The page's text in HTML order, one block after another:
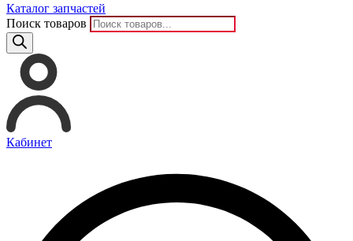
Каталог запчастей
Поиск товаров
Кабинет